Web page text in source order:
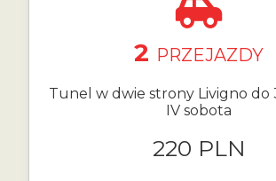
2 PRZEJAZDY
Tunel w dwie strony Livigno do
IV sobota
220 PLN